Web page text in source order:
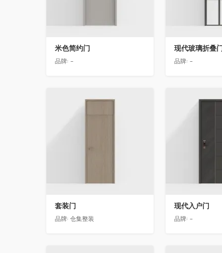
米色简约门
品牌: -
现代玻璃折叠
品牌: -
套装门
品牌: 仓集整装
收藏
现代入户门
品牌: -